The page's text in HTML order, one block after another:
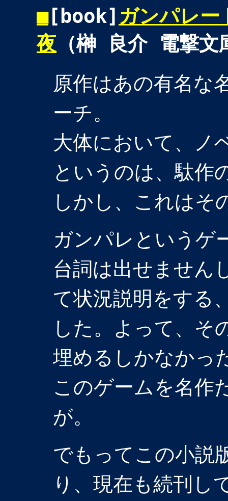
■[book] ガンパレ
夜 （榊 良介 電撃文
原作はあの有名な
ーチ。
大体において、ノ
というのは、駄作
しかし、これはそ
ガンパレというゲ
台詞は出せません
て状況説明をする
した。よって、そ
埋めるしかなかっ
このゲームを名作
が。
でもってこの小説
り、現在も続刊し